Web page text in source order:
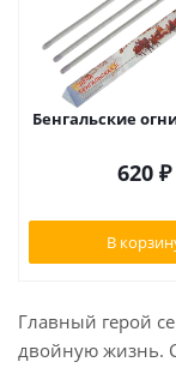
Бенгальские
620₽
В
Главный герой
двойную жизнь.